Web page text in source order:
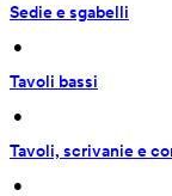
Sedie e sgabelli
•
Tavoli bassi
•
Tavoli, scrivanie e
•